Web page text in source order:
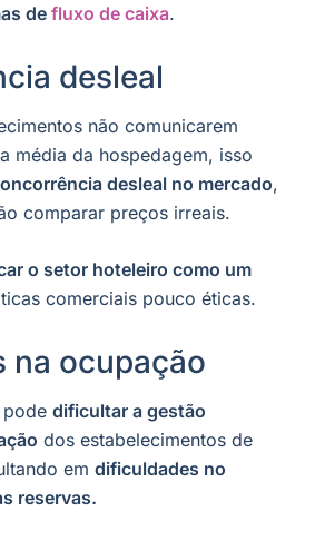
de fluxo de caixa.
desleal
não comunicarem
média da hospedagem, isso
desleal no mercado,
comparar preços irreais.
o setor hoteleiro como um
comerciais pouco éticas.
na ocupação
dificultar a gestão
dos estabelecimentos de
em dificuldades no
reservas.